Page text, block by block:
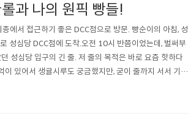
과 나의 원픽 빵들!
에서 접근하기 좋은 DCC점으로 방문. 빵순이의 아침, 성
성심당 DCC점에 도착.오전 10시 반쯤이었는데, 벌써부
성심당 입구의 긴 줄. 저 줄의 목적은 바로 요즘 핫하다
있어서 생귤시루도 궁금했지만, 굳이 줄까지 서서 기다
샀다. 빵 고르는 시간은 언제나 행복🥰 상큼 달콤, 기대